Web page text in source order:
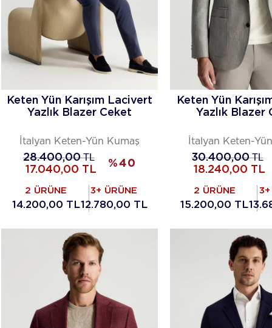
Keten Yün Karışım Lacivert
Yazlık Blazer Ceket
İtalyan Keten-Yün Kumaş
28.400,00TL
17.040,00 TL
%40
2 ÜRÜNE
14.200,00 TL
3+ ÜRÜNE
12.780,00 TL
Keten Yün
Yazlık Blazer
İtalyan Keten-
30.400,00TL
18.240,00 TL
2 ÜRÜNE
15.200,00 TL
3+